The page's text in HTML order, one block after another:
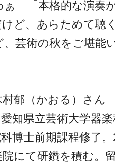
ぁ」「本格的な演奏
けど、あらためて聴
、芸術の秋をご堪能
郁（かおる）さん
知県立芸術大学器
博士前期課程修了
にて研鑽を積む。